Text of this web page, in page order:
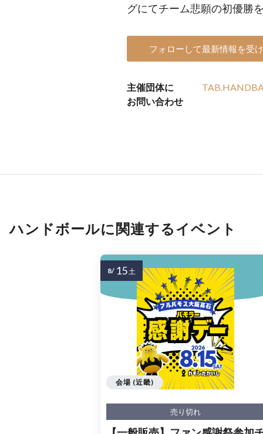
グにてチーム悲願の初優勝
フォローして最新情報を受
主催団体に
お問い合わせ
ハンドボールに関連するイベント
売り切れ
会場 (近畿)
8/ 15土